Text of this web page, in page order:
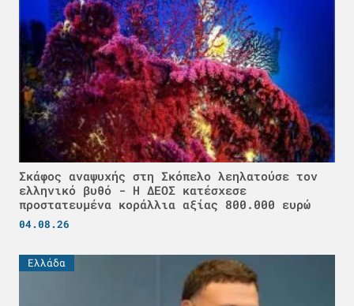
Σκάφος αναψυχής στη Σκόπελο λεηλατούσε τον
ελληνικό βυθό - H ΔΕΟΣ κατέσχεσε
προστατευμένα κοράλλια αξίας 800.000 ευρώ
04.08.26
Ελλάδα